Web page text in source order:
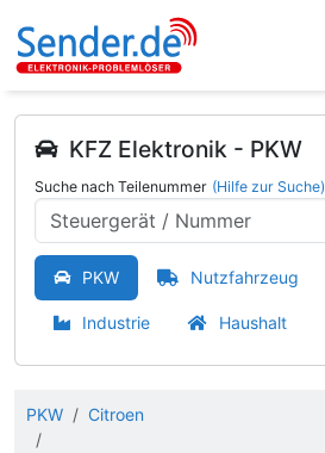
KFZ Elektronik - PKW
Suche nach Teilenummer (Hilfe zur Suche)
PKW Nutzfahrzeug
Industrie Haushalt
PKW Citroen